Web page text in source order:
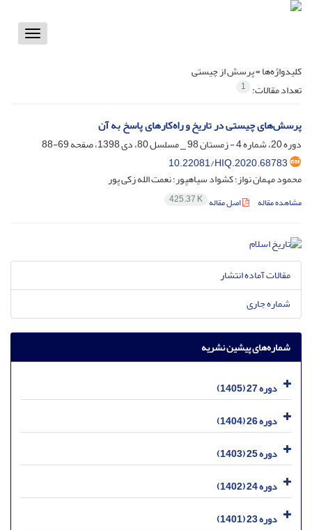
Toggle
کلیدواژه‌ها =پرسش از چیستی
تعداد مقالات: 1
پرسش‌های چیستی در تاریخ و راه‌کارهای پاسخ به آن
دوره 20، شماره 4 - زمستان 98 _ مسلسل 80، دی 1398، صفحه
69-88
10.22081/HIQ.2020.68783
محمود مهمان نواز؛ کشواد سیاهپور؛ نعمت الله زکی پور
مشاهده مقاله اصل مقاله 425.37 K
مقالات آماده انتشار
شماره جاری
شماره‌های پیشین نشریه
دوره 27 (1405)
دوره 26 (1404)
دوره 25 (1403)
دوره 24 (1402)
دوره 23 (1401)